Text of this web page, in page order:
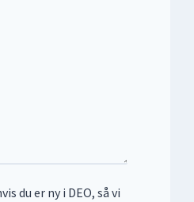
du er ny i DEO, så vi